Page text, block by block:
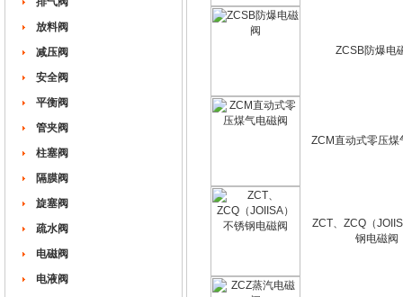
放料阀
减压阀
安全阀
平衡阀
管夹阀
柱塞阀
隔膜阀
旋塞阀
疏水阀
电磁阀
电液阀
ZCSB防爆电
ZCM直动式零压煤
ZCT、ZCQ（
钢电磁阀